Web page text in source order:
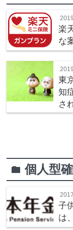
楽
な
東
知
さ
folder個人型
子
は